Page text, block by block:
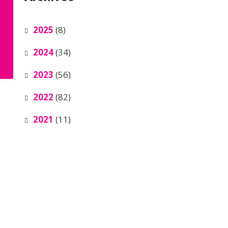
2025 (8)
2024(34)
2023 (56)
2022 (82)
2021 (11)